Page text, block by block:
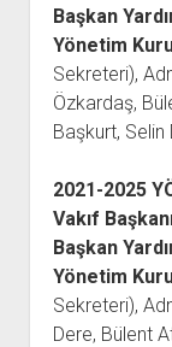
Başkan
Yönetim
Sekreteri),
Özkardaş,
Başkurt, Selin
2021-2025
Vakıf
Başkan
Yönetim
Sekreteri),
Dere, Bülent